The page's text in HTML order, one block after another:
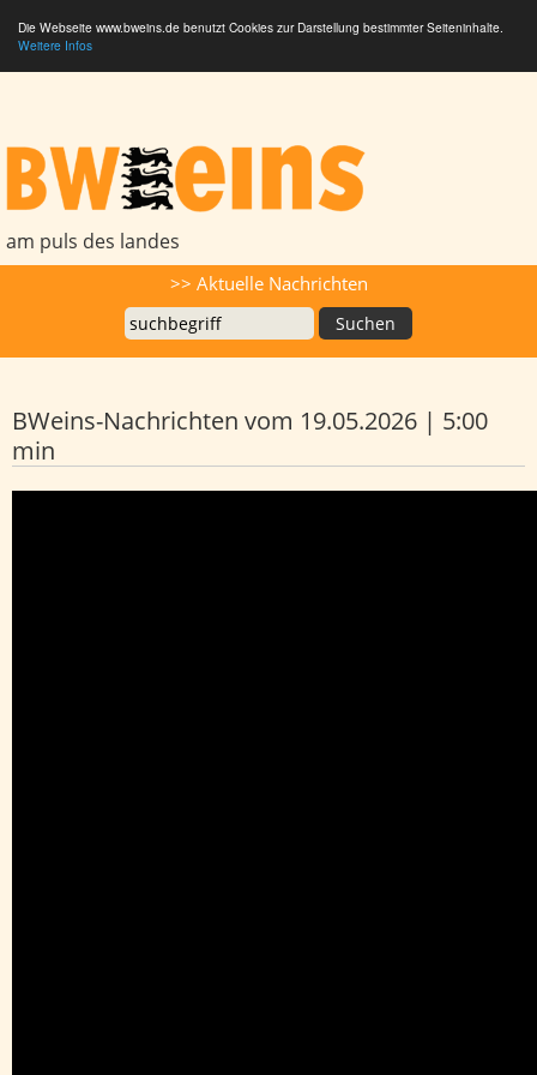
Die Webseite www.bweins.de benutzt Cookies zur Darstellung bestimmter Seiteninhalte.
Weitere Infos
am puls des landes
>> Aktuelle Nachrichten
BWeins-Nachrichten vom 19.05.2026 | 5:00
min